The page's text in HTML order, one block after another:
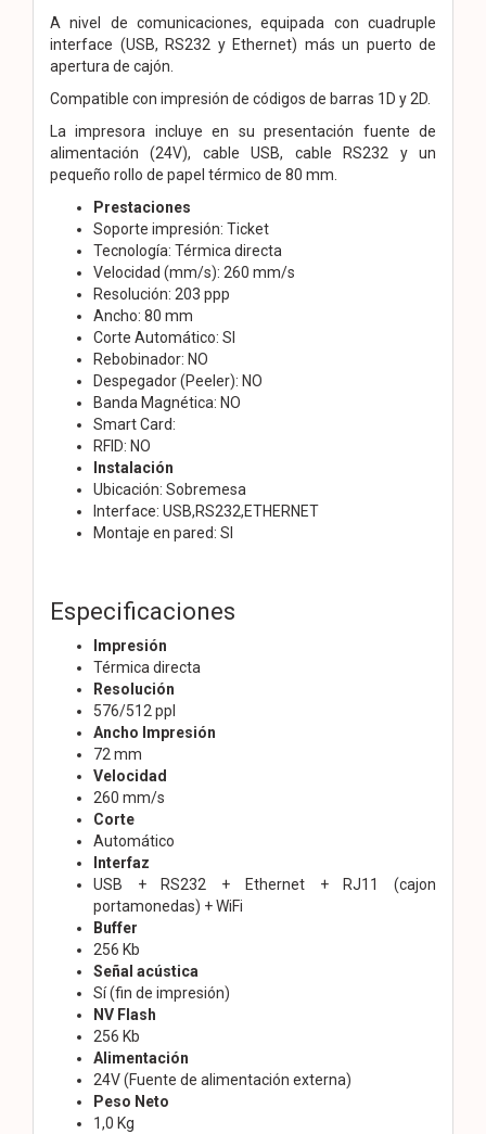
A nivel de comunicaciones, equipada con cuadruple
interface (USB, RS232 y Ethernet) más un puerto de
apertura de cajón.
Compatible con impresión de códigos de barras 1D y 2D.
La impresora incluye en su presentación fuente de
alimentación (24V), cable USB, cable RS232 y un
pequeño rollo de papel térmico de 80 mm.
Prestaciones
Soporte impresión: Ticket
Tecnología: Térmica directa
Velocidad (mm/s): 260 mm/s
Resolución: 203 ppp
Ancho: 80 mm
Corte Automático: SI
Rebobinador: NO
Despegador (Peeler): NO
Banda Magnética: NO
Smart Card:
RFID: NO
Instalación
Ubicación: Sobremesa
Interface: USB,RS232,ETHERNET
Montaje en pared: SI
Especificaciones
Impresión
Térmica directa
Resolución
576/512 ppl
Ancho Impresión
72 mm
Velocidad
260 mm/s
Corte
Automático
Interfaz
USB + RS232 + Ethernet + RJ11 (cajon
portamonedas) + WiFi
Buffer
256 Kb
Señal acústica
Sí (fin de impresión)
NV Flash
256 Kb
Alimentación
24V (Fuente de alimentación externa)
Peso Neto
1,0 Kg